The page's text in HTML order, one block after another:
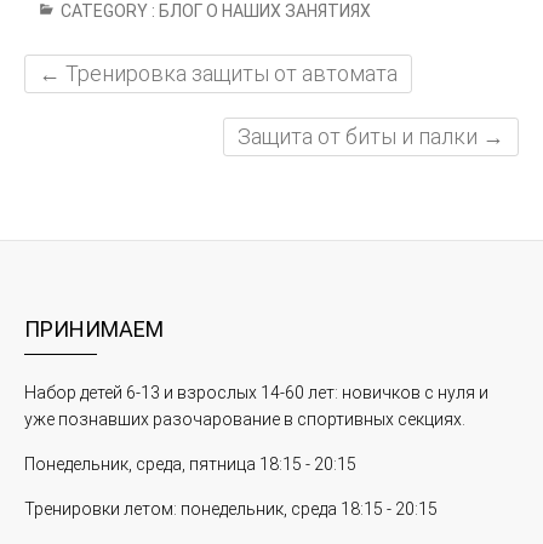
CATEGORY : БЛОГ О НАШИХ ЗАНЯТИЯХ
← Тренировка защиты от автомата
Защита от биты и палки →
ПРИНИМАЕМ
Набор детей 6-13 и взрослых 14-60 лет: новичков с нуля и
уже познавших разочарование в спортивных секциях.
Понедельник, среда, пятница 18:15 - 20:15
Тренировки летом: понедельник, среда 18:15 - 20:15